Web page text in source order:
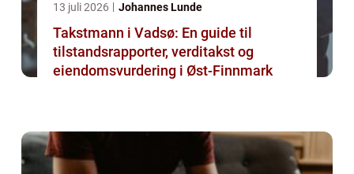
13 juli 2026 Johannes Lunde
Takstmann i Vadsø: En guide til
tilstandsrapporter, verditakst og
eiendomsvurdering i Øst-Finnmark